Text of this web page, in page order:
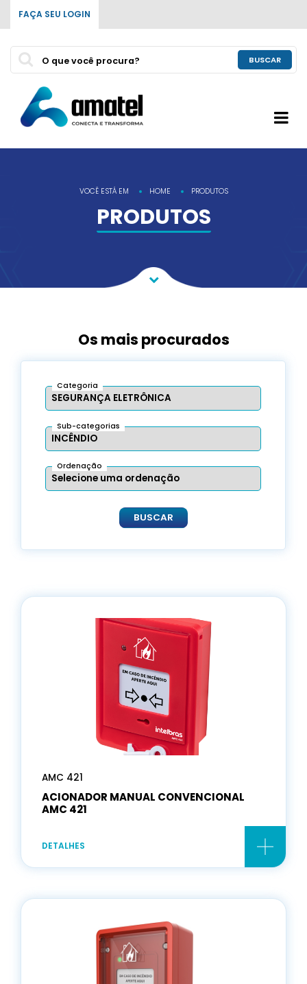
FAÇA SEU LOGIN
BUSCAR
VOCÊ ESTÁ EM HOME PRODUTOS
PRODUTOS
Os mais procurados
Categoria
Sub-categorias
Ordenação
BUSCAR
AMC 421
ACIONADOR MANUAL CONVENCIONAL
AMC 421
DETALHES